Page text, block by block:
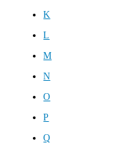
K
L
M
N
O
P
Q